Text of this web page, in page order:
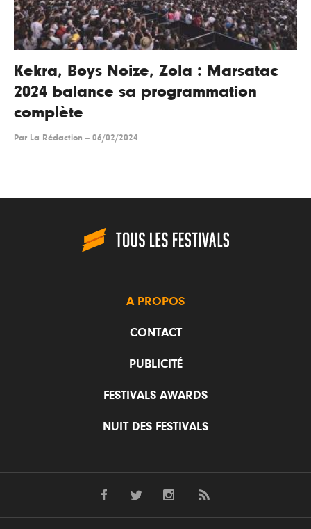
Kekra, Boys Noize, Zola : Marsatac
2024 balance sa programmation
complète
Par La Rédaction -- 06/02/2024
A PROPOS
CONTACT
PUBLICITÉ
FESTIVALS AWARDS
NUIT DES FESTIVALS